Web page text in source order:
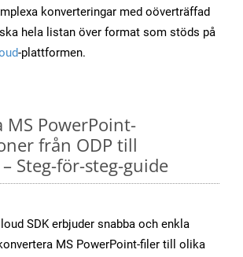
konverteringar med oöverträffad
hela listan över format som stöds på
-plattformen.
MS PowerPoint-
från ODP till
Steg-för-steg-guide
SDK erbjuder snabba och enkla
MS PowerPoint-filer till olika